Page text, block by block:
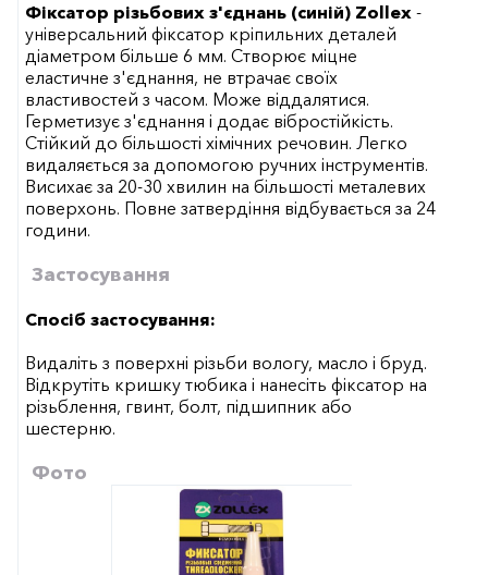
Фіксатор різьбових з'єднань (синій) Zollex-
універсальний фіксатор кріпильних деталей
діаметром більше 6 мм. Створює міцне
еластичне з'єднання, не втрачає своїх
властивостей з часом. Може віддалятися.
Герметизує з'єднання і додає вібростійкість.
Стійкий до більшості хімічних речовин. Легко
видаляється за допомогою ручних інструментів.
Висихає за 20-30 хвилин на більшості металевих
поверхонь. Повне затвердіння відбувається за 24
години.
Застосування
Спосіб застосування:
Видаліть з поверхні різьби вологу, масло і бруд.
Відкрутіть кришку тюбика і нанесіть фіксатор на
різьблення, гвинт, болт, підшипник або
шестерню.
Фото